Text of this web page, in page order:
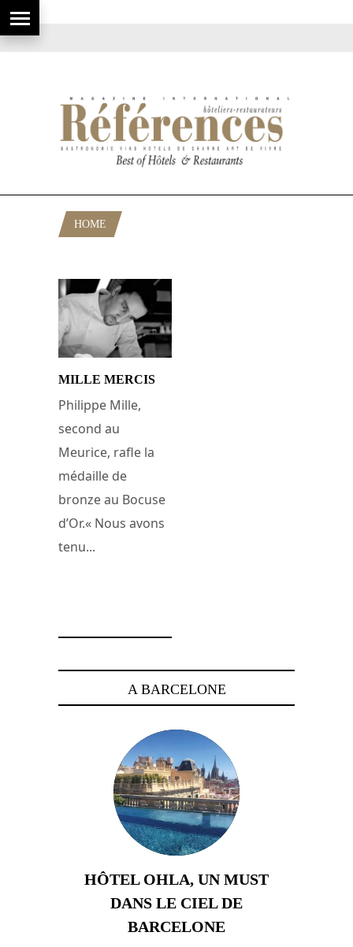
HOME
MILLE MERCIS
Philippe Mille,
second au
Meurice, rafle la
médaille de
bronze au Bocuse
d’Or.« Nous avons
tenu...
A BARCELONE
HÔTEL OHLA, UN MUST
DANS LE CIEL DE
BARCELONE